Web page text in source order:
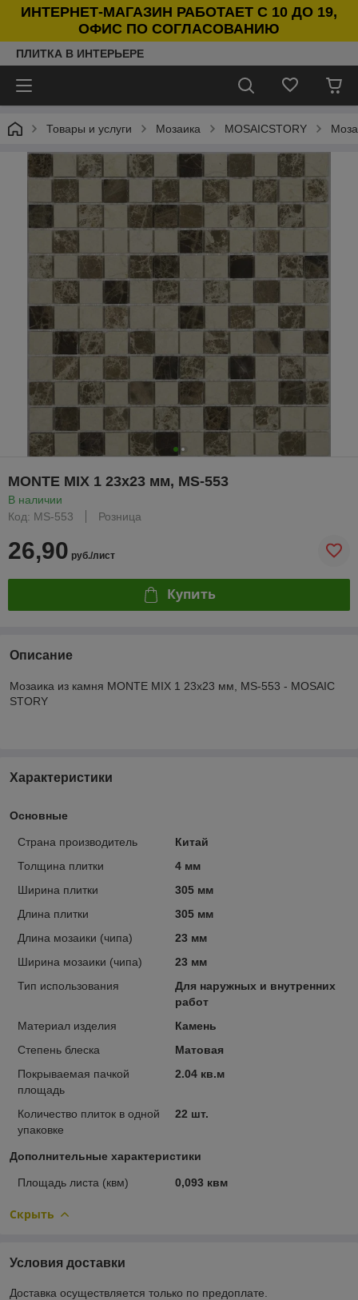
ИНТЕРНЕТ-МАГАЗИН РАБОТАЕТ С 10 ДО 19,
ОФИС ПО СОГЛАСОВАНИЮ
ПЛИТКА В ИНТЕРЬЕРЕ
Товары и услуги Мозаика MOSAICSTORY
MONTE MIX 1 23x23 мм, MS-553
В наличии
Код: MS-553
Розница
26,90 руб./лист
Купить
Описание
Мозаика из камня MONTE MIX 1 23x23 мм, MS-553 - MOSAIC
STORY
Характеристики
Основные
Страна производитель
Китай
Толщина плитки
4 мм
Ширина плитки
305 мм
Длина плитки
305 мм
Длина мозаики (чипа)
23 мм
Ширина мозаики (чипа)
23 мм
Тип использования
Для наружных и внутренних
работ
Материал изделия
Камень
Степень блеска
Матовая
Покрываемая пачкой
площадь
2.04 кв.м
Количество плиток в одной
упаковке
22 шт.
Дополнительные характеристики
Площадь листа (квм) 0,093 квм
Скрыть
Условия доставки
Доставка осуществляется только по предоплате.